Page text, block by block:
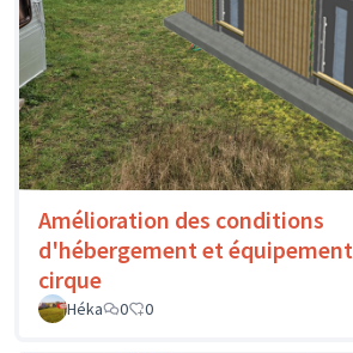
Amélioration des conditions
d'hébergement et équipement
cirque
Héka 0 0